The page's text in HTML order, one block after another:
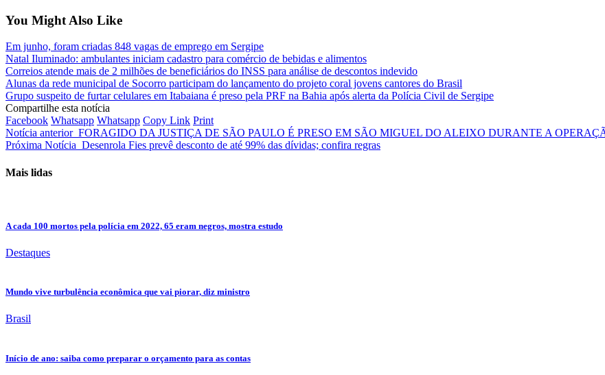
You Might Also Like
Em junho, foram criadas 848 vagas de emprego em Sergipe
Natal Iluminado: ambulantes iniciam cadastro para comércio de bebidas e alimentos
Correios atende mais de 2 milhões de beneficiários do INSS para análise de descontos indevido
Alunas da rede municipal de Socorro participam do lançamento do projeto coral jovens cantores do Brasil
Grupo suspeito de furtar celulares em Itabaiana é preso pela PRF na Bahia após alerta da Polícia Civil de Sergipe
Compartilhe esta notícia
Facebook Whatsapp Whatsapp Copy Link Print
Notícia anterior FORAGIDO DA JUSTIÇA DE SÃO PAULO É PRESO EM SÃO MIGUEL DO ALEIXO DURANTE A
Próxima Notícia Desenrola Fies prevê desconto de até 99% das dívidas; confira regras
Mais lidas
A cada 100 mortos pela polícia em 2022, 65 eram negros, mostra estudo
Destaques
Mundo vive turbulência econômica que vai piorar, diz ministro
Brasil
Início de ano: saiba como preparar o orçamento para as contas